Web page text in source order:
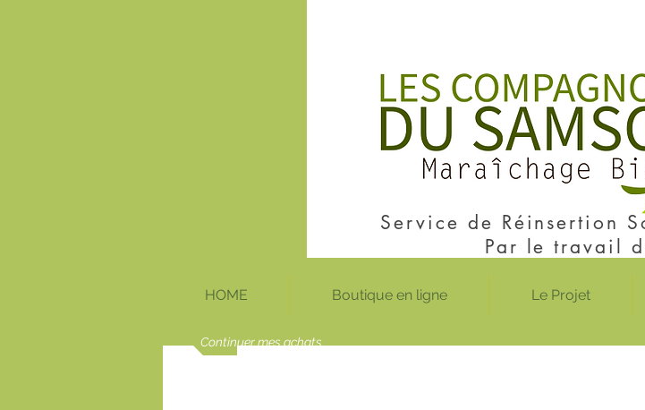
Service de Réinsertion
Par le travail
HOME Boutique en ligne Le Projet
Continuer mes achats